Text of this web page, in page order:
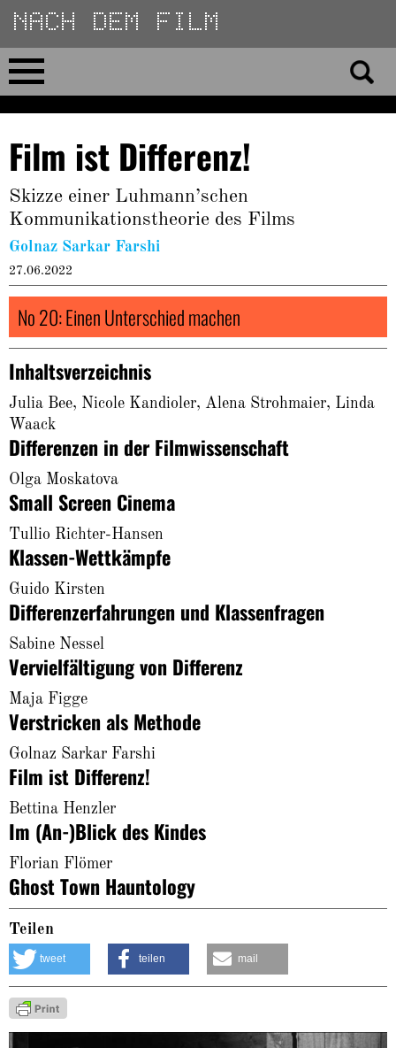
Direkt
zum
Inhalt
Home
No 23
No 01–22
Essays
Reviews
Archiv
About
Film ist Differenz!
Skizze einer Luhmann’schen
Kommunikationstheorie des Films
Golnaz Sarkar Farshi
27.06.2022
No 20: Einen Unterschied machen
Inhaltsverzeichnis
Julia Bee, Nicole Kandioler, Alena Strohmaier, Linda
Waack
Differenzen in der Filmwissenschaft
Olga Moskatova
Small Screen Cinema
Tullio Richter-Hansen
Klassen-Wettkämpfe
Guido Kirsten
Differenzerfahrungen und Klassenfragen
Sabine Nessel
Vervielfältigung von Differenz
Maja Figge
Verstricken als Methode
Golnaz Sarkar Farshi
Film ist Differenz!
Bettina Henzler
Im (An-)Blick des Kindes
Florian Flömer
Ghost Town Hauntology
Teilen
tweet teilen mail